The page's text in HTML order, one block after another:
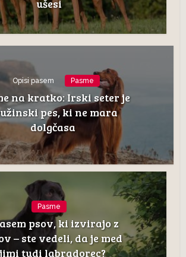
ušesi
Opisi pasem Pasme
na kratko: Irski seter je
pes, ki ne mara
dolgčasa
Pasme
psov, ki izvirajo z
– ste vedeli, da je med
tudi labradorec?